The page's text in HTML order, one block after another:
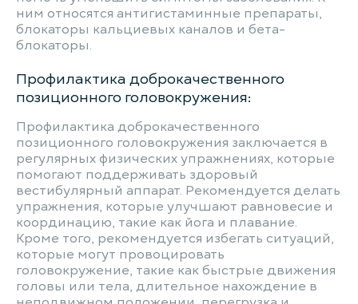
ним относятся антигистаминные препараты,
блокаторы кальциевых каналов и бета-
блокаторы.
Профилактика доброкачественного
позиционного головокружения:
Профилактика доброкачественного
позиционного головокружения заключается в
регулярных физических упражнениях, которые
помогают поддерживать здоровый
вестибулярный аппарат. Рекомендуется делать
упражнения, которые улучшают равновесие и
координацию, такие как йога и плавание.
Кроме того, рекомендуется избегать ситуаций,
которые могут провоцировать
головокружение, такие как быстрые движения
головы или тела, длительное нахождение в